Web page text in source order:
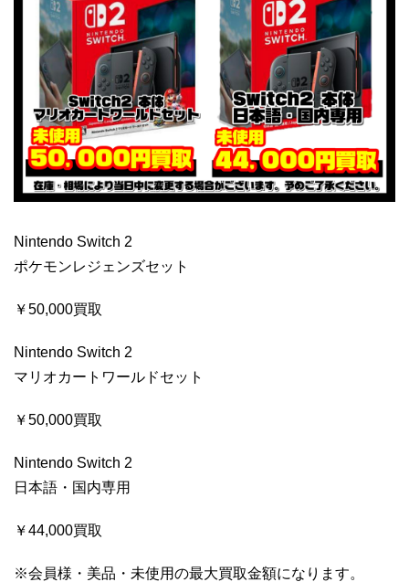
Nintendo Switch 2
ポケモンレジェンズセット
￥50,000買取
Nintendo Switch 2
マリオカートワールドセット
￥50,000買取
Nintendo Switch 2
日本語・国内専用
￥44,000買取
※会員様・美品・未使用の最大買取金額になります。